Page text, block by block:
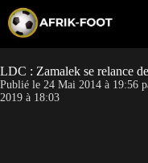
p
t
o
c
LDC : Zamalek se relance
Publié le 24 Mai 2014 à 19:56
2019 à 18:03